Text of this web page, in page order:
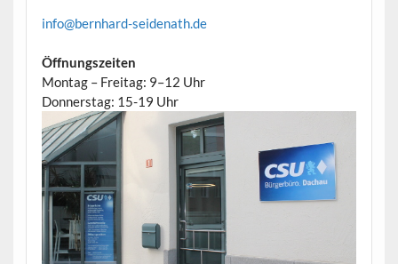
info@bernhard-seidenath.de
Öffnungszeiten
Montag – Freitag: 9–12 Uhr
Donnerstag: 15-19 Uhr